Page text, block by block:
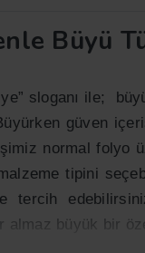
Büyü
sloganı ile;
güven
normal folyo
tipini
büyük bir